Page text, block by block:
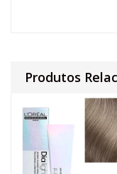
Produtos